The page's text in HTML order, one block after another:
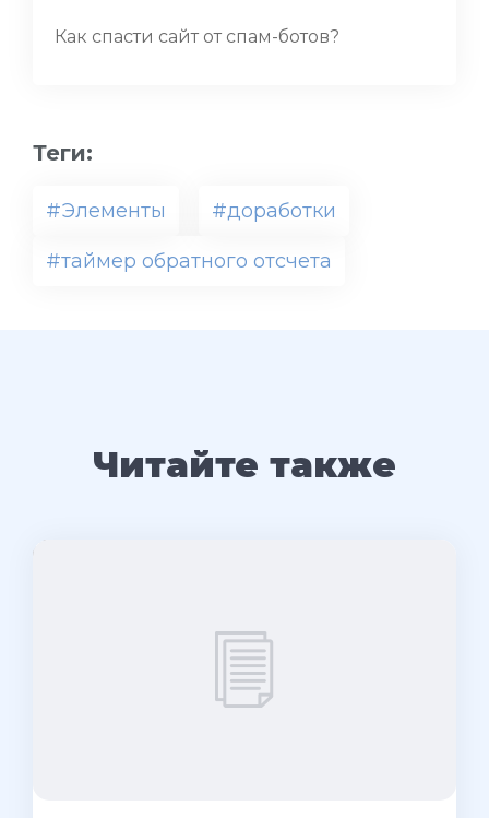
Как спасти сайт от спам-ботов?
Теги:
#Элементы #доработки
#таймер обратного отсчета
Читайте также